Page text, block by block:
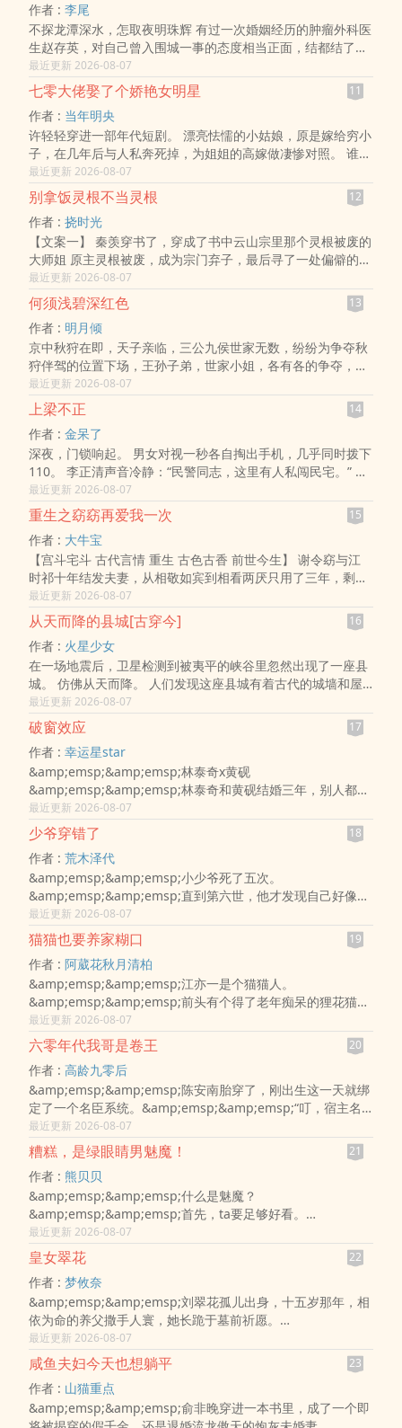
作者 :李尾
不探龙潭深水，怎取夜明珠辉 有过一次婚姻经历的肿瘤外科医
生赵存英，对自己曾入围城一事的态度相当正面，结都结了，
离也离了，既体验了一把失败的婚姻生活，又收获了一个气人
的女儿。 很好。 ..
最近更新 2026-08-07
七零大佬娶了个娇艳女明星 11
作者 : 当年明央
许轻轻穿进一部年代短剧。 漂亮怯懦的小姑娘，原是嫁给穷小
子，在几年后与人私奔死掉，为姐姐的高嫁做凄惨对照。 谁知
一睁眼，剧本乱了套。 她在本该是她姐夫的男人床上醒来，姐
姐亲自带人来堵..
最近更新 2026-08-07
别拿饭灵根不当灵根 12
作者 :挠时光
【文案一】 秦羡穿书了，穿成了书中云山宗里那个灵根被废的
大师姐 原主灵根被废，成为宗门弃子，最后寻了一处偏僻的地
方了结了性命 秦羡：好死不如赖活着 就算没了灵根，也..
最近更新 2026-08-07
何须浅碧深红色 13
作者 : 明月倾
京中秋狩在即，天子亲临，三公九侯世家无数，纷纷为争夺秋
狩伴驾的位置下场，王孙子弟，世家小姐，各有各的争夺，山
雨欲来风满楼。 江南柳，恨悠悠，柳晋骧三十岁做到封疆大
吏，代天子巡抚江南，一遭蒙冤身死，..
最近更新 2026-08-07
上梁不正 14
作者 :金呆了
深夜，门锁响起。 男女对视一秒各自掏出手机，几乎同时拨下
110。 李正清声音冷静：“民警同志，这里有人私闯民宅。” 他
目光从她身上扫过，停了一瞬，“衣冠不整，疑似非法入住有一
阵子了。” 梁心退后半步，..
最近更新 2026-08-07
重生之窈窈再爱我一次 15
作者 : 大牛宝
【宫斗宅斗 古代言情 重生 古色古香 前世今生】 谢令窈与江
时祁十年结发夫妻，从相敬如宾到相看两厌只用了三年，剩下
七年只剩下无尽的冷漠与无视。 在经历了丈夫的背叛、儿子的
疏离、婆母的苛待、忠..
最近更新 2026-08-07
从天而降的县城[古穿今] 16
作者 : 火星少女
在一场地震后，卫星检测到被夷平的峡谷里忽然出现了一座县
城。 仿佛从天而降。 人们发现这座县城有着古代的城墙和屋
舍，而在城中甚至还生活着不少穿戴古装的士兵、民众。场面
满目疮痍，惨不忍睹。 ..
最近更新 2026-08-07
破窗效应 17
作者 :幸运星star
&amp;emsp;&amp;emsp;林泰奇x黄砚
&amp;emsp;&amp;emsp;林泰奇和黄砚结婚三年，别人都说
林泰奇命好，找了个话少、靠谱、从不查岗的伴侣。
&amp;emsp;&amp;emsp;只有林泰奇自己知道，黄砚不在乎
他。&amp;emsp;&amp;emsp;林泰奇终于忍不住问了那个他
害怕答案的问题：“你到底爱
最近更新 2026-08-07
少爷穿错了 18
作者 :荒木泽代
&amp;emsp;&amp;emsp;小少爷死了五次。
&amp;emsp;&amp;emsp;直到第六世，他才发现自己好像是
个奇怪“话本”里的反派一员，无足轻重的小角色。
&amp;emsp;&amp;emsp;即便出生权贵之家，后天无论怎么
努力都还是会死。&amp;emsp;&amp;emsp;而有一个人恰恰
相反，无论他怎么选择，
最近更新 2026-08-07
猫猫也要养家糊口 19
作者 :阿葳花秋月清柏
&amp;emsp;&amp;emsp;江亦一是个猫猫人。
&amp;emsp;&amp;emsp;前头有个得了老年痴呆的狸花猫
爷，后头有群等着嘎蛋的流浪猫狗，年仅十八的江亦一穷得吃
不上饭更别提上学。&amp;emsp;&amp;emsp;好在赶上了点
网络红利，凭着自己天赋异禀给铲屎官们网络问诊。
&amp;emsp;&amp;emsp
最近更新 2026-08-07
六零年代我哥是卷王 20
作者 :高龄九零后
&amp;emsp;&amp;emsp;陈安南胎穿了，刚出生这一天就绑
定了一个名臣系统。&amp;emsp;&amp;emsp;“叮，宿主名
臣系统为您服务，让我们一起成为这个时代一人之下万人之上
的朝堂第一人，当朝宰相，名垂千古！”
&amp;emsp;&amp;emsp;就很离谱，首先她是个只会吐泡泡
的小婴儿，其次性..
最近更新 2026-08-07
糟糕，是绿眼睛男魅魔！ 21
作者 :熊贝贝
&amp;emsp;&amp;emsp;什么是魅魔？
&amp;emsp;&amp;emsp;首先，ta要足够好看。
&amp;emsp;&amp;emsp;其次，ta要懂得利用自己的美貌。
&amp;emsp;&amp;emsp;最后，ta还得像恶魔般足够贪婪。
&amp;emsp;&amp;emsp;琨因（Quinn E
最近更新 2026-08-07
皇女翠花 22
作者 :梦攸奈
&amp;emsp;&amp;emsp;刘翠花孤儿出身，十五岁那年，相
依为命的养父撒手人寰，她长跪于墓前祈愿。
&amp;emsp;&amp;emsp;爹，您安心去吧，女儿一定守好咱
家的豆腐摊，赚够了钱就给您招个入赘女婿。
&amp;emsp;&amp;emsp;或许誓言上达天听，加之父荫福泽
深厚。&amp;emsp;&amp;emsp
最近更新 2026-08-07
咸鱼夫妇今天也想躺平 23
作者 : 山猫重点
&amp;emsp;&amp;emsp;俞非晚穿进一本书里，成了一个即